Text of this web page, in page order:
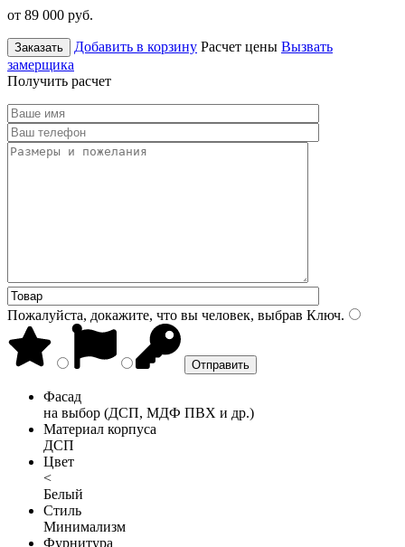
от 89 000 руб.
Заказать Добавить в корзину Расчет цены Вызвать
замерщика
Получить расчет
Пожалуйста, докажите, что вы человек, выбрав Ключ.
Фасад
на выбор (ДСП, МДФ ПВХ и др.)
Материал корпуса
ДСП
Цвет
<
Белый
Стиль
Минимализм
Фурнитура